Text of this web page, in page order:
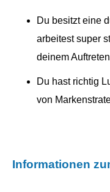
Du besitzt eine
arbeitest super
deinem
Du hast richtig
von
Informationen